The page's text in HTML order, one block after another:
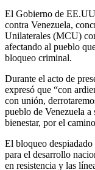
El Gobierno de
contra Venezuela,
Unilaterales (MCU)
afectando al pueblo
bloqueo criminal.
Durante el acto de
expresó que “con
con unión,
pueblo de Venezuela
bienestar, por el
El bloqueo
para el desarrollo
en resistencia y las